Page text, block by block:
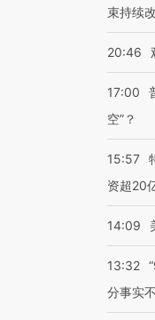
束持续
20:46
17:00
空”？
15:57
资超20
14:09
13:32
分事实